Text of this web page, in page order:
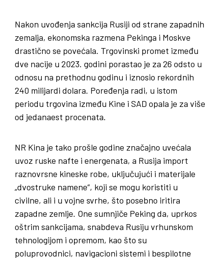
Nakon uvođenja sankcija Rusiji od strane zapadnih
zemalja, ekonomska razmena Pekinga i Moskve
drastično se povećala. Trgovinski promet između
dve nacije u 2023. godini porastao je za 26 odsto u
odnosu na prethodnu godinu i iznosio rekordnih
240 milijardi dolara. Poređenja radi, u istom
periodu trgovina između Kine i SAD opala je za više
od jedanaest procenata.
NR Kina je tako prošle godine značajno uvećala
uvoz ruske nafte i energenata, a Rusija import
raznovrsne kineske robe, uključujući i materijale
„dvostruke namene“, koji se mogu koristiti u
civilne, ali i u vojne svrhe, što posebno iritira
zapadne zemlje. One sumnjiče Peking da, uprkos
oštrim sankcijama, snabdeva Rusiju vrhunskom
tehnologijom i opremom, kao što su
poluprovodnici, navigacioni sistemi i bespilotne